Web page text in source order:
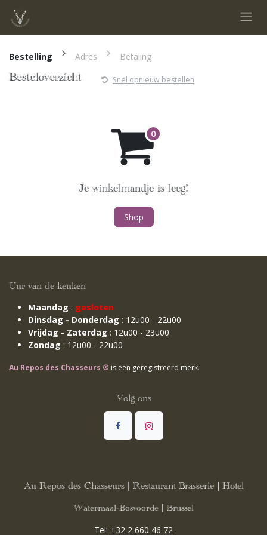
Bestelling Adres Betaling
Besteloverzicht Snel opnieuw bestellen
Je winkelmandje is leeg!
Shop
Uur van de keuken
Maandag : gesloten
Dinsdag - Donderdag : 12u00 - 22u00
Vrijdag - Zaterdag : 12u00 - 23u00
Zondag : 12u00 - 22u00
Au Repos des Chasseurs ® is een geregistreerd merk.
Volg ons
Au Repos des Chasseurs | Restaurant Brasserie | Hotel
Watermaal-Bosvoorde | Brussel
Tel: +32 2 660 46 72